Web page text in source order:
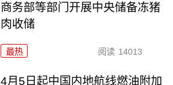
商务部等部门开展中央储备冻猪
肉收储
最热 阅读 14013
4月5日起中国内地航线燃油附加